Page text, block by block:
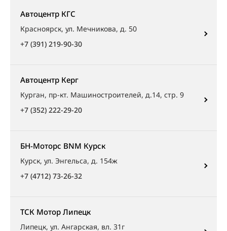
Автоцентр КГС
Красноярск, ул. Мечникова, д. 50
+7 (391) 219-90-30
Автоцентр Керг
Курган, пр-кт. Машиностроителей, д.14, стр. 9
+7 (352) 222-29-20
БН-Моторс BNM Курск
Курск, ул. Энгельса, д. 154ж
+7 (4712) 73-26-32
ТСК Мотор Липецк
Липецк, ул. Ангарская, вл. 31г